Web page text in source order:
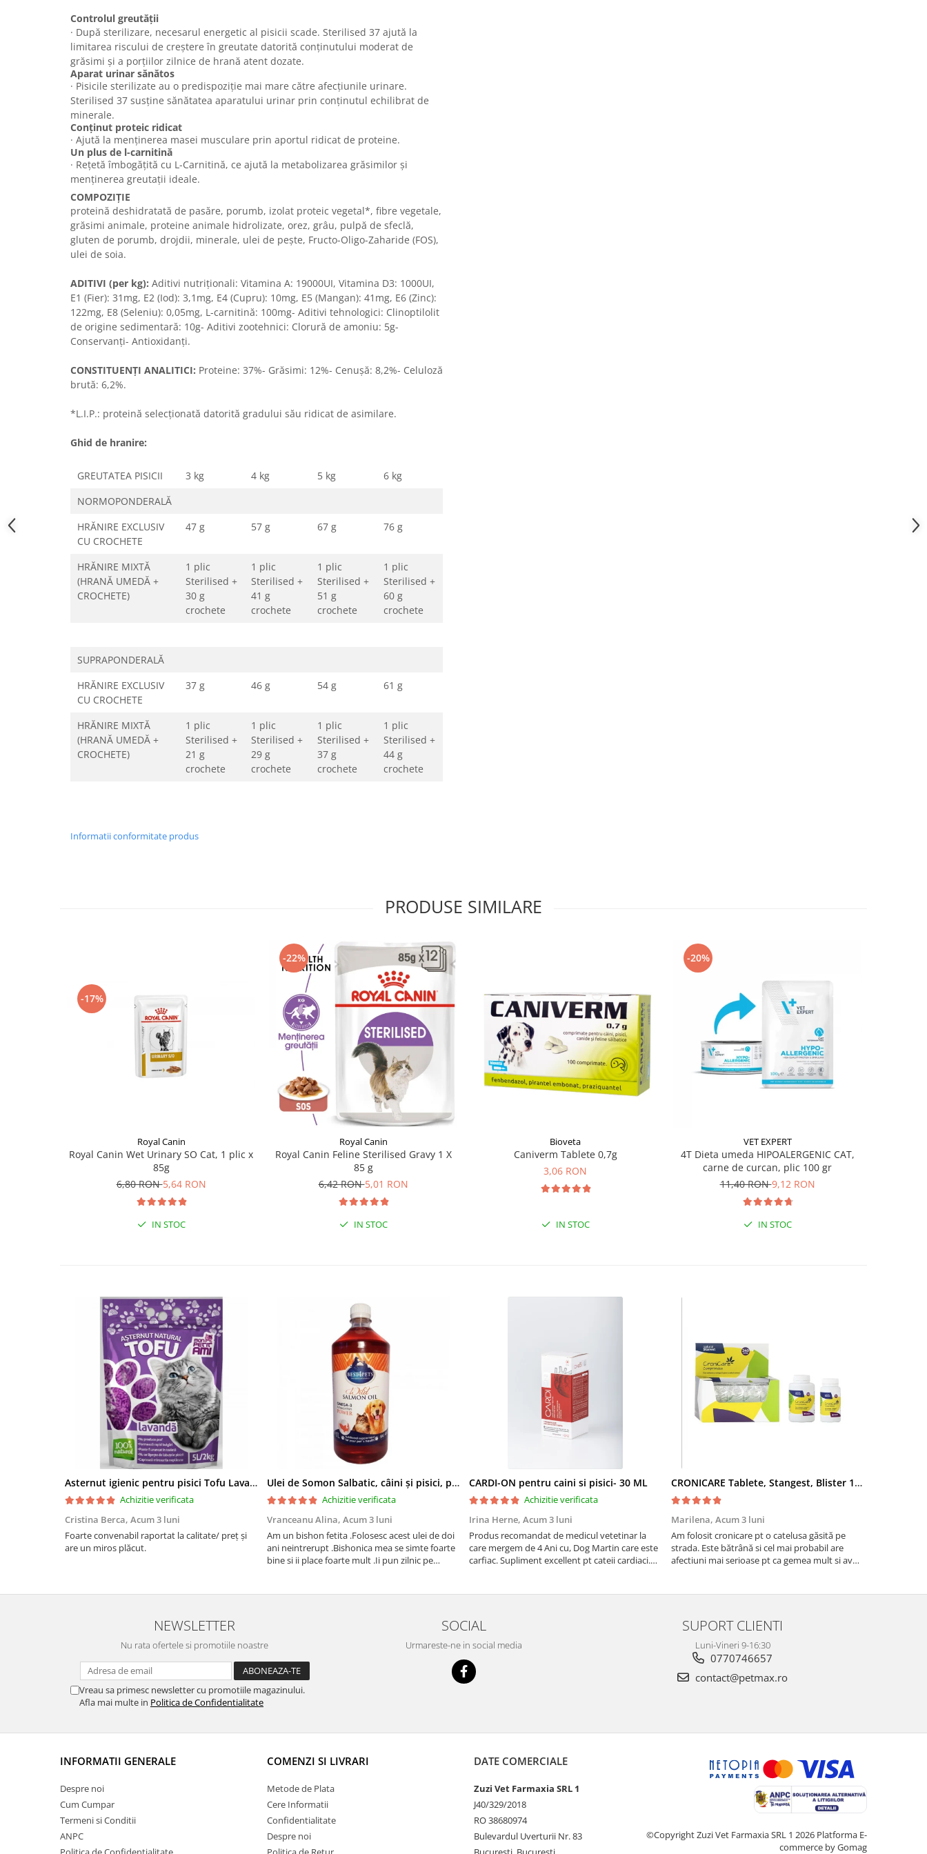
Sampoane si Balsamuri
Servetele Umede
Covorase absorbante
Curatare Ochi
Perii si descalcitoare caini
Solutii Atractante si repelente
Custi transport - Pisici
Lese, Hamuri si Zgarzi
Paturi, perne si cosuri pentru pisici
Recompense Delicioase
Controlul greutății
· După sterilizare, necesarul energetic al pisicii scade. Sterilised 37 ajută la
limitarea riscului de creștere în greutate datorită conținutului moderat de
grăsimi și a porțiilor zilnice de hrană atent dozate.
Aparat urinar sănătos
· Pisicile sterilizate au o predispoziție mai mare către afecțiunile urinare.
Sterilised 37 susține sănătatea aparatului urinar prin conținutul echilibrat de
minerale.
Conținut proteic ridicat
· Ajută la menţinerea masei musculare prin aportul ridicat de proteine.
Un plus de l-carnitină
· Rețetă îmbogățită cu L-Carnitină, ce ajută la metabolizarea grăsimilor și
menținerea greutații ideale.
COMPOZIŢIE
proteină deshidratată de pasăre, porumb, izolat proteic vegetal*, fibre vegetale,
grăsimi animale, proteine animale hidrolizate, orez, grâu, pulpă de sfeclă,
gluten de porumb, drojdii, minerale, ulei de peşte, Fructo-Oligo-Zaharide (FOS),
ulei de soia.
ADITIVI (per kg): Aditivi nutriţionali: Vitamina A: 19000UI, Vitamina D3: 1000UI,
E1 (Fier): 31mg, E2 (Iod): 3,1mg, E4 (Cupru): 10mg, E5 (Mangan): 41mg, E6 (Zinc):
122mg, E8 (Seleniu): 0,05mg, L-carnitină: 100mg- Aditivi tehnologici: Clinoptilolit
de origine sedimentară: 10g- Aditivi zootehnici: Clorură de amoniu: 5g-
Conservanţi- Antioxidanţi.
CONSTITUENŢI ANALITICI: Proteine: 37%- Grăsimi: 12%- Cenuşă: 8,2%- Celuloză
brută: 6,2%.
*L.I.P.: proteină selecţionată datorită gradului său ridicat de asimilare.
Ghid de hranire:
GREUTATEA PISICII 3 kg 4 kg 5 kg
6 kg
NORMOPONDERALĂ
HRĂNIRE EXCLUSIV
CU CROCHETE
47 g 57 g 67 g 76 g
HRĂNIRE MIXTĂ
(HRANĂ UMEDĂ +
CROCHETE)
1 plic
Sterilised +
30 g
crochete
1 plic
Sterilised +
41 g
crochete
1 plic
Sterilised +
51 g
crochete
1 plic
Sterilised +
60 g
crochete
SUPRAPONDERALĂ
HRĂNIRE EXCLUSIV
CU CROCHETE
37 g 46 g 54 g 61 g
HRĂNIRE MIXTĂ
(HRANĂ UMEDĂ +
CROCHETE)
1 plic
Sterilised +
21 g
crochete
1 plic
Sterilised +
29 g
crochete
1 plic
Sterilised +
37 g
crochete
1 plic
Sterilised +
44 g
crochete
Informatii conformitate produs
PRODUSE SIMILARE
-17%
Royal Canin
Royal Canin Wet Urinary SO Cat, 1 plic x
85g
6,80 RON5,64 RON
IN STOC
-22%
Royal Canin
Royal Canin Feline Sterilised Gravy 1 X
85 g
6,42 RON5,01 RON
IN STOC
Bioveta
Caniverm Tablete 0,7g
3,06 RON
IN STOC
-20%
VET EXPERT
4T Dieta umeda HIPOALERGENIC CAT,
carne de curcan, plic 100 gr
11,40 RON9,12 RON
IN STOC
Asternut igienic pentru pisici Tofu Lavanda, Mon Petit 5 l
Achizitie verificata
Cristina Berca, Acum 3 luni
Foarte convenabil raportat la calitate/ preț și
are un miros plăcut.
Ulei de Somon Salbatic, câini și pisici, piele si blană, BEST4PETS, 1l
Achizitie verificata
Vranceanu Alina, Acum 3 luni
Am un bishon fetita .Folosesc acest ulei de doi
ani neintrerupt .Bishonica mea se simte foarte
bine si ii place foarte mult .Ii pun zilnic pe
CARDI-ON pentru caini si pisici- 30 ML
Achizitie verificata
Irina Herne, Acum 3 luni
Produs recomandat de medicul vetetinar la
care mergem de 4 Ani cu, Dog Martin care este
carfiac. Supliment excellent pt cateii cardiaci.
CRONICARE Tablete, Stangest, Blister 10 tabs
Marilena, Acum 3 luni
Am folosit cronicare pt o catelusa găsită pe
strada. Este bătrână si cel mai probabil are
afectiuni mai serioase pt ca gemea mult si avea
cred ca se simte ma...
NEWSLETTER
Nu rata ofertele si promotiile noastre
Vreau sa primesc newsletter cu promotiile magazinului.
Afla mai multe in Politica de Confidentialitate
SOCIAL
Urmareste-ne in social media
SUPORT CLIENTI
Luni-Vineri 9-16:30
0770746657
contact@petmax.ro
INFORMATII GENERALE
Despre noi
Cum Cumpar
Termeni si Conditii
ANPC
COMENZI SI LIVRARI
Metode de Plata
Cere Informatii
Confidentialitate
Despre noi
DATE COMERCIALE
Zuzi Vet Farmaxia SRL 1
J40/329/2018
RO 38680974
Bulevardul Uverturii Nr. 83
©Copyright Zuzi Vet Farmaxia SRL 1 2026 Platforma E-
commerce by Gomag